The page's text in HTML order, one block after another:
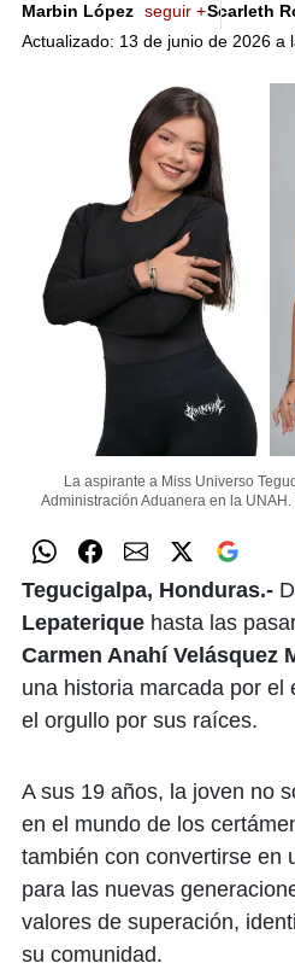
Marbin López seguir +Scarleth
Actualizado: 13 de junio de 2026 a
La aspirante a Miss Universo
Administración Aduanera en la UNAH.
Tegucigalpa, Honduras.-
Lepaterique hasta las
Carmen Anahí Velásquez
una historia marcada por el
el orgullo por sus raíces.
A sus 19 años, la joven no
en el mundo de los
también con convertirse en
para las nuevas
valores de superación,
su comunidad.